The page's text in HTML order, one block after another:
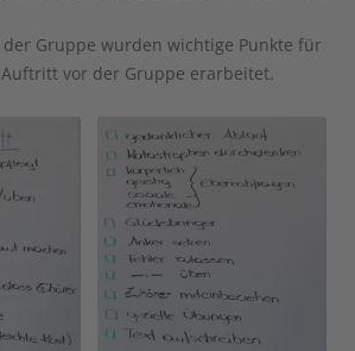
der Gruppe wurden wichtige Punkte für
vor der Gruppe erarbeitet.